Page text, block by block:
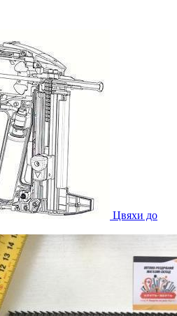
Цвяхи до